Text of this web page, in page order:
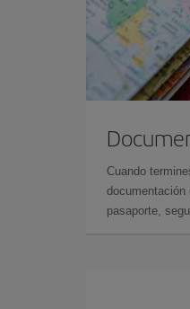
Cuando
documentación
pasaporte,